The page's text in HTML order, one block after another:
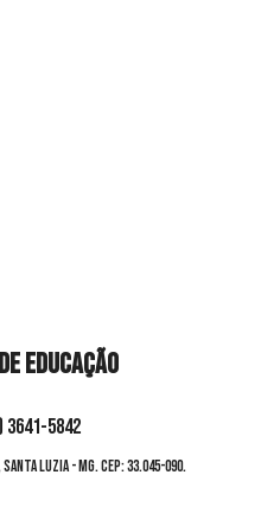
EDUCAÇÃO
3641-5842
SANTA LUZIA - MG.CEP: 33.045-090.